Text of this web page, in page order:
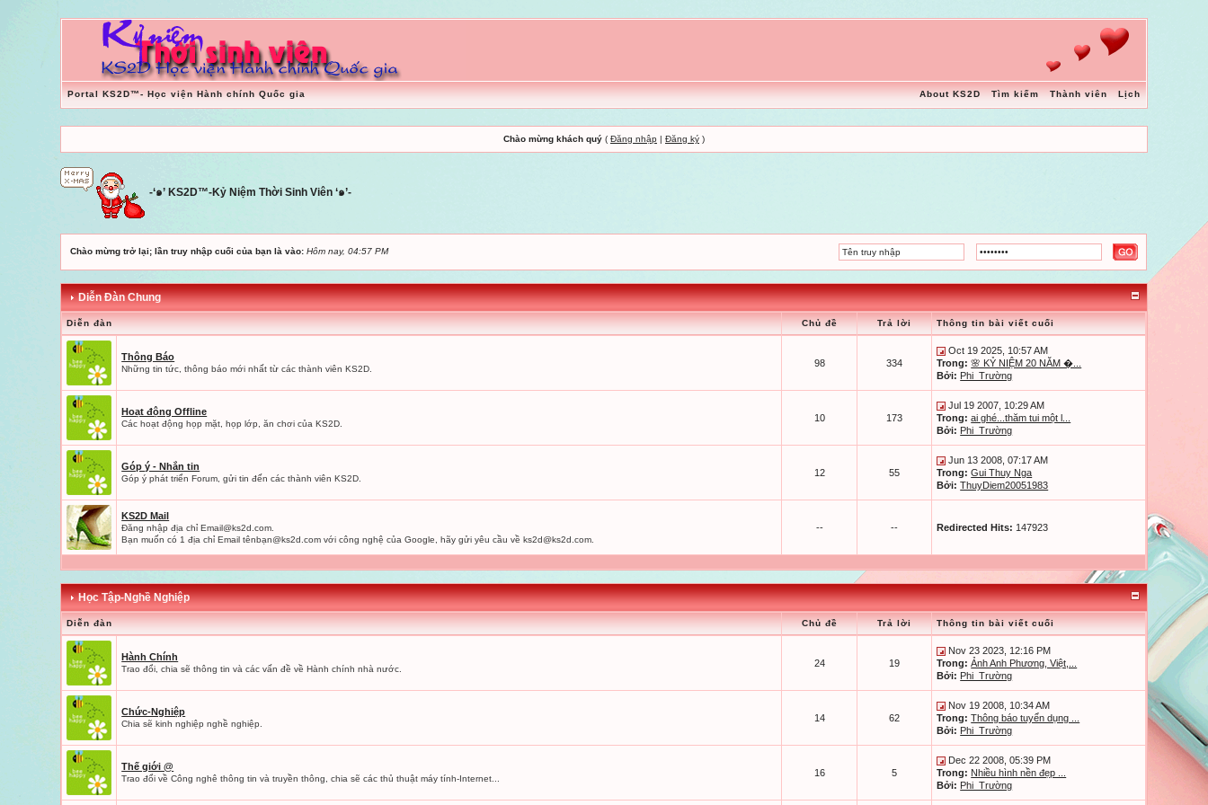
Portal KS2D™- Học viện Hành chính Quốc gia About KS2D Tìm kiếm Thành viên Lịch
Chào mừng khách quý ( Đăng nhập | Đăng ký )
-‘๑’ KS2D™-Kỷ Niệm Thời Sinh Viên ‘๑’-
Chào mừng trở lại; lần truy nhập cuối của bạn là vào:Hôm nay, 04:57 PM
Diễn Đàn Chung
Diễn đàn Chủ đề Trả lời Thông tin bài viết cuối
Thông Báo
Những tin tức, thông báo mới nhất từ các thành viên KS2D.
98 334
Oct 19 2025, 10:57 AM
Trong: 🌸 KỶ NIỆM 20 NĂM �...
Bởi: Phi_Trường
Hoạt động Offline
Các hoạt động họp mặt, họp lớp, ăn chơi của KS2D.
10 173
Jul 19 2007, 10:29 AM
Trong: ai ghé...thăm tui một l...
Bởi: Phi_Trường
Góp ý - Nhắn tin
Góp ý phát triển Forum, gửi tin đến các thành viên KS2D.
12 55
Jun 13 2008, 07:17 AM
Trong: Gui Thuy Nga
Bởi: ThuyDiem20051983
KS2D Mail
Đăng nhập địa chỉEmail@ks2d.com
Bạn muốn có 1 địa chỉ Email tênbạn@ks2d.com với công nghệ của Google, hãy gửi yêu cầu vềks2d@ks2d.com
-- -- Redirected Hits: 147923
Học Tập-Nghề Nghiệp
Diễn đàn Chủ đề Trả lời Thông tin bài viết cuối
Hành Chính
Trao đổi, chia sẽ thông tin và các vấn đề về Hành chính nhà nước.
24 19
Nov 23 2023, 12:16 PM
Trong: Ảnh Anh Phương, Việt,...
Bởi: Phi_Trường
Chức-Nghiệp
Chia sẽ kinh nghiệp nghề nghiệp.
14 62
Nov 19 2008, 10:34 AM
Trong: Thông báo tuyển dụng ...
Bởi: Phi_Trường
Thế giới @
Trao đổi về Công nghê thông tin và truyền thông, chia sẽ các thủ thuật máy tính-Internet...
16 5
Dec 22 2008, 05:39 PM
Trong: Nhiều hình nền đẹp ...
Bởi: Phi_Trường